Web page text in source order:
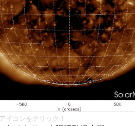
イコンをクリック！